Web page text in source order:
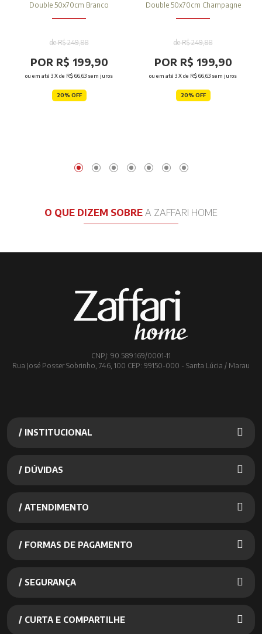
Double 50x70cm Branco
de R$ 249,88
POR R$ 199,90
ou em até 3X de R$ 66,63 sem juros
20% OFF
Double 50x70cm Champagne
de R$ 249,88
POR R$ 199,90
ou em até 3X de R$ 66,63 sem juros
20% OFF
O QUE DIZEM SOBRE A ZAFFARI HOME
CNPJ: 90.589.169/0001-11
Rua José Posser Sobrinho, 746, 100 CEP: 99150-000 - Santa Lúcia / Marau
/ INSTITUCIONAL
/ DÚVIDAS
/ ATENDIMENTO
/ FORMAS DE PAGAMENTO
/ SEGURANÇA
/ CURTA E COMPARTILHE